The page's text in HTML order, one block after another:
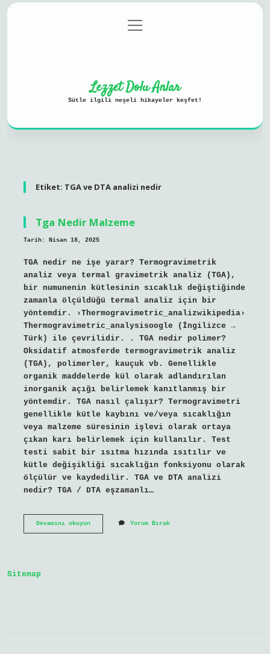
Gizlilik Politikası
menüyü
aç
Lezzet Dolu Anlar
Sütle ilgili neşeli hikayeler keşfet!
Etiket: TGA ve DTA analizi nedir
Tga Nedir Malzeme
Tarih: Nisan 18, 2025
TGA nedir ne işe yarar? Termogravimetrik
analiz veya termal gravimetrik analiz (TGA),
bir numunenin kütlesinin sıcaklık değiştiğinde
zamanla ölçüldüğü termal analiz için bir
yöntemdir. ›Thermogravimetric_analizwikipedia›
Thermogravimetric_analysisoogle (İngilizce →
Türk) ile çevrilidir. . TGA nedir polimer?
Oksidatif atmosferde termogravimetrik analiz
(TGA), polimerler, kauçuk vb. Genellikle
organik maddelerde kül olarak adlandırılan
inorganik açığı belirlemek kanıtlanmış bir
yöntemdir. TGA nasıl çalışır? Termogravimetri
genellikle kütle kaybını ve/veya sıcaklığın
veya malzeme süresinin işlevi olarak ortaya
çıkan karı belirlemek için kullanılır. Test
testi sabit bir ısıtma hızında ısıtılır ve
kütle değişikliği sıcaklığın fonksiyonu olarak
ölçülür ve kaydedilir. TGA ve DTA analizi
nedir? TGA / DTA eşzamanlı…
Devamını okuyunTga
Yorum Bırak
Sitemap